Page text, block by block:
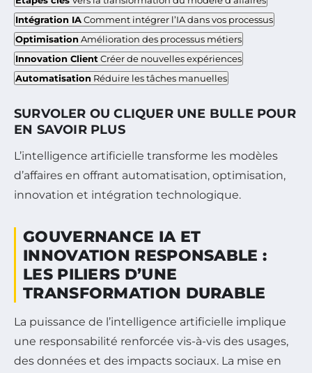
Intégration IAComment intégrer l’IA dans vos processus
Optimisation Amélioration des processus métiers
Innovation ClientCréer de nouvelles expériences
Automatisation Réduire les tâches manuelles
SURVOLER OU CLIQUER UNE BULLE POUR
EN SAVOIR PLUS
L’intelligence artificielle transforme les modèles
d’affaires en offrant automatisation, optimisation,
innovation et intégration technologique.
GOUVERNANCE IA ET
INNOVATION RESPONSABLE :
LES PILIERS D’UNE
TRANSFORMATION DURABLE
La puissance de l’intelligence artificielle implique
une responsabilité renforcée vis-à-vis des usages,
des données et des impacts sociaux. La mise en